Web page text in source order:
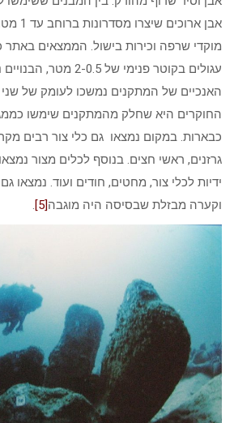
אבן
מוקדי שרפה וכירות בישול. הממצאים באתר
עגולים בקוטר פנימי של
האנכיים של המתקנים נמשכו לעומק של
החוקרים היא שחלק מהמתקנים שימשו
כבארות. במקום נמצאו גם כלי צור רבים
גרזנים, ראשי חצים. בנוסף לכלים מצור
ידיות לכלי צור, מחטים, חודים ועוד. נמצאו
וקערה מבזלת שבסיסה היה מוגבה[5]
.